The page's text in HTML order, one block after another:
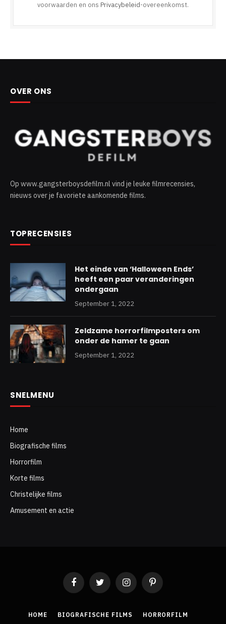
voorwaarden en ons Privacybeleid-overeenkomst.
OVER ONS
Op www.gangsterboysdefilm.nl vind je leuke filmrecensies,
nieuws over je favoriete aankomende films.
TOPRECENSIES
Het einde van ‘Halloween Ends’
heeft een paar veranderingen
ondergaan
September 1, 2022
Zeldzame horrorfilmposters om
onder de hamer te gaan
September 1, 2022
SNELMENU
Home
Biografische films
Horrorfilm
Korte films
Christelijke films
Amusement en actie
FacebookTwitter InstagramPinterest
HOME BIOGRAFISCHE FILMS HORRORFILM